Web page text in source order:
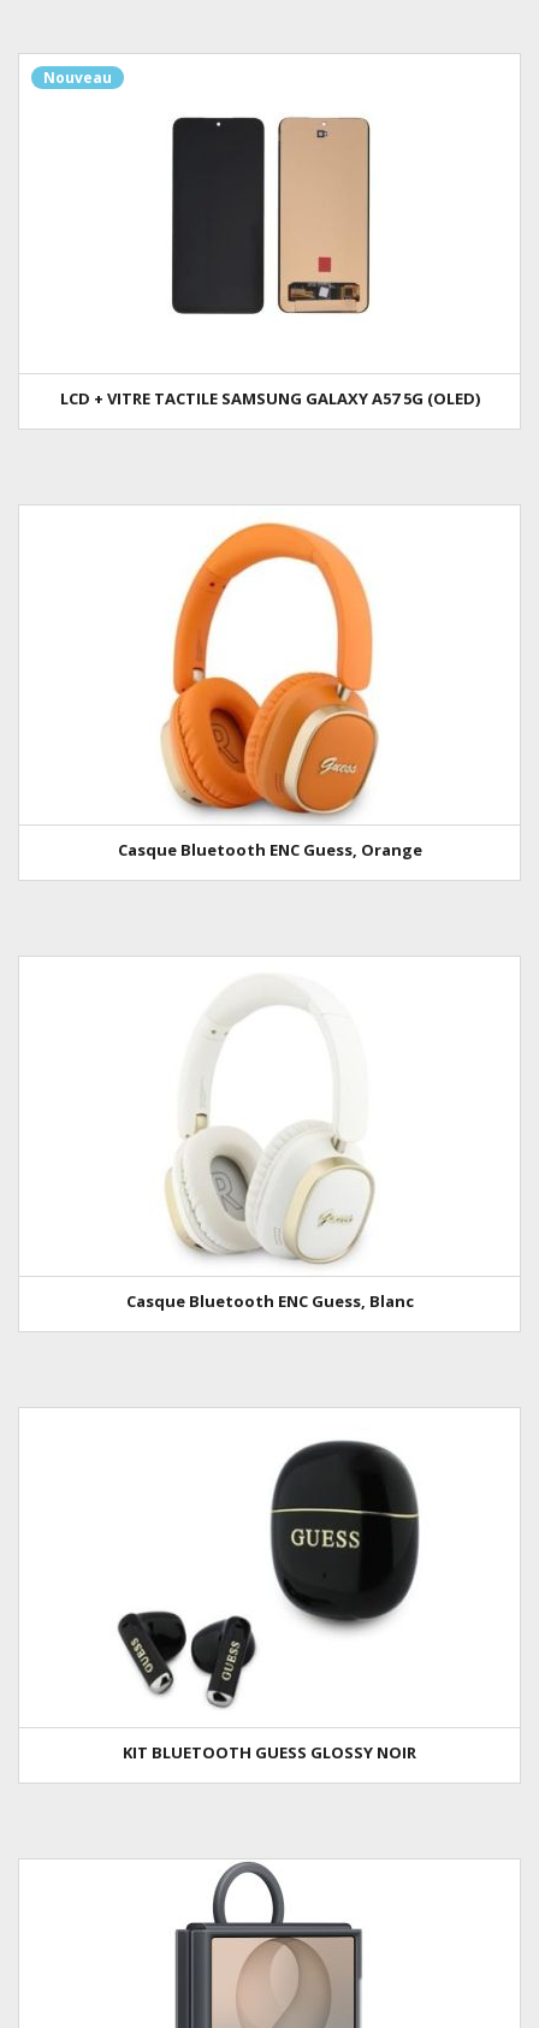
Nouveau
LCD + VITRE TACTILE SAMSUNG GALAXY A57 5G (OLED)
Casque Bluetooth ENC Guess, Orange
Casque Bluetooth ENC Guess, Blanc
KIT BLUETOOTH GUESS GLOSSY NOIR